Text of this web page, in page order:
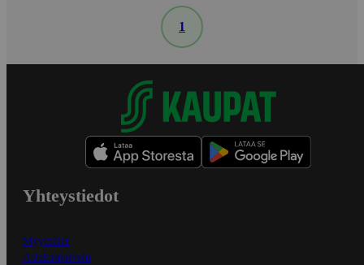
1
Yhteystiedot
Myymälät
Asiakaspalvelu